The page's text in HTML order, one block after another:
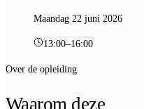
Maandag 22 juni 2026
13:00–16:00
Over de opleiding
Waarom deze